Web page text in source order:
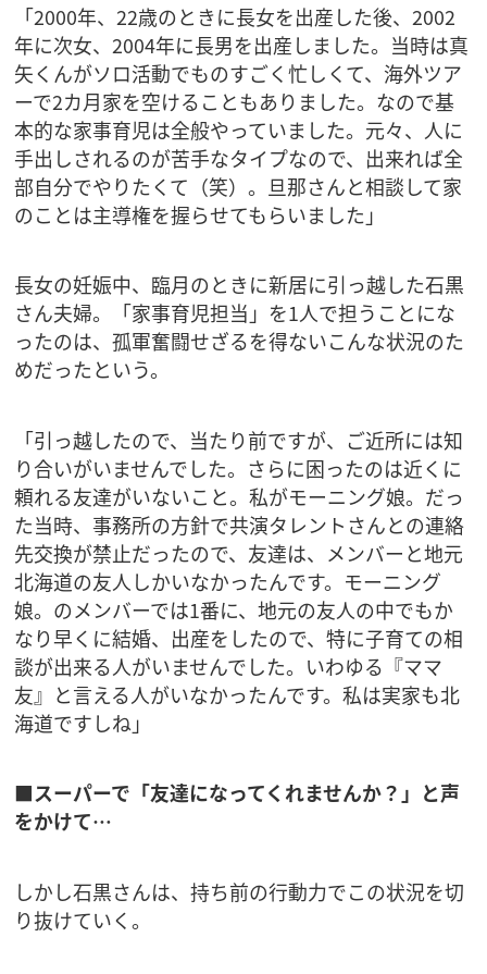
「2000年、22歳のときに長女を出産した後、2002
年に次女、2004年に長男を出産しました。当時は真
矢くんがソロ活動でものすごく忙しくて、海外ツア
ーで2カ月家を空けることもありました。なので基
本的な家事育児は全般やっていました。元々、人に
手出しされるのが苦手なタイプなので、出来れば全
部自分でやりたくて（笑）。旦那さんと相談して家
のことは主導権を握らせてもらいました」
長女の妊娠中、臨月のときに新居に引っ越した石黒
さん夫婦。「家事育児担当」を1人で担うことにな
ったのは、孤軍奮闘せざるを得ないこんな状況のた
めだったという。
「引っ越したので、当たり前ですが、ご近所には知
り合いがいませんでした。さらに困ったのは近くに
頼れる友達がいないこと。私がモーニング娘。だっ
た当時、事務所の方針で共演タレントさんとの連絡
先交換が禁止だったので、友達は、メンバーと地元
北海道の友人しかいなかったんです。モーニング
娘。のメンバーでは1番に、地元の友人の中でもか
なり早くに結婚、出産をしたので、特に子育ての相
談が出来る人がいませんでした。いわゆる『ママ
友』と言える人がいなかったんです。私は実家も北
海道ですしね」
■スーパーで「友達になってくれませんか？」と声
をかけて…
しかし石黒さんは、持ち前の行動力でこの状況を切
り抜けていく。